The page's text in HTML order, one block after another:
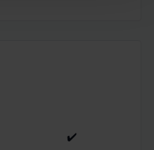
Informationen zu Ihrer
möglicherweise mit
✔️